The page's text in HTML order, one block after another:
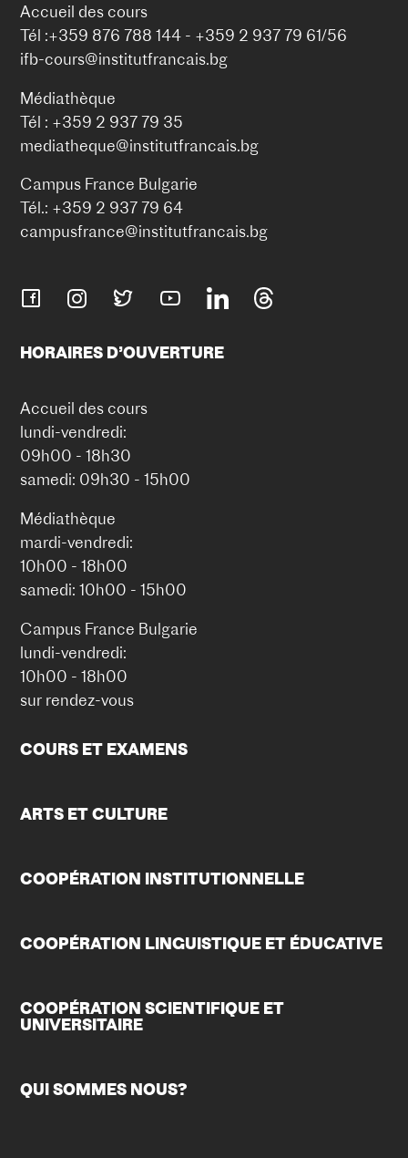
Accueil des cours
Tél :+359 876 788 144 - +359 2 937 79 61/56
ifb-cours@institutfrancais.bg
Médiathèque
Tél : +359 2 937 79 35
mediatheque@institutfrancais.bg
Campus France Bulgarie
Tél.: +359 2 937 79 64
campusfrance@institutfrancais.bg
HORAIRES D’OUVERTURE
Accueil des cours
lundi-vendredi:
09h00 - 18h30
samedi: 09h30 - 15h00
Médiathèque
mardi-vendredi:
10h00 - 18h00
samedi: 10h00 - 15h00
Campus France Bulgarie
lundi-vendredi:
10h00 - 18h00
sur rendez-vous
COURS ET EXAMENS
ARTS ET CULTURE
COOPÉRATION INSTITUTIONNELLE
COOPÉRATION LINGUISTIQUE ET ÉDUCATIVE
COOPÉRATION SCIENTIFIQUE ET
UNIVERSITAIRE
QUI SOMMES NOUS?